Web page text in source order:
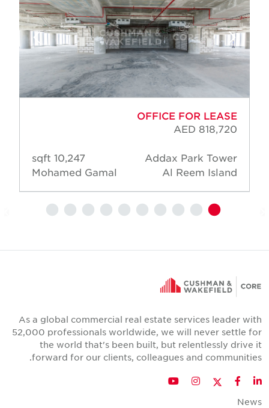
OFFICE FOR LEASE
AED 818,720
Addax Park Tower
Al Reem Island
10,247 sqft
Mohamed Gamal
As a global commercial real estate services leader with
52,000 professionals worldwide, we will never settle for
the world that's been built, but relentlessly drive it
forward for our clients, colleagues and communities.
LinkedIn
Facebook
Twitter
Instagram
YouTube
News